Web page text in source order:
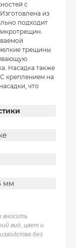
с
из
подходит
трещины
Насадка также
креплением на
что
мм
вносить
вид, цвет и
без